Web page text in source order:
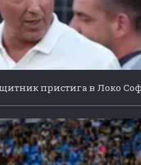
пристига в Локо